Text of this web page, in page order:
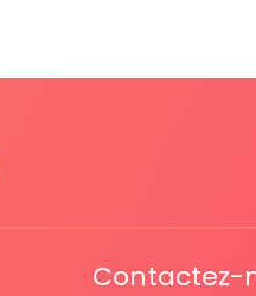
Contactez-